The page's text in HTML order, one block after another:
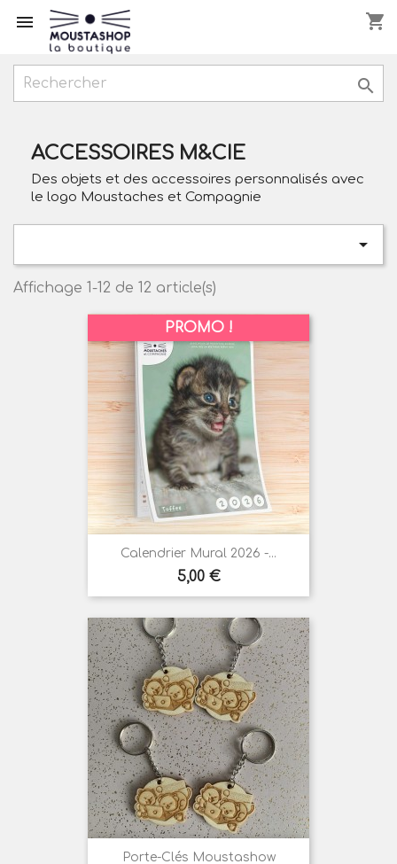
 shopping_cart

ACCESSOIRES M&CIE
Des objets et des accessoires personnalisés avec
le logo Moustaches et Compagnie

Affichage 1-12 de 12 article(s)
Calendrier Mural 2026 -...
Prix
5,00 €
PROMO !
Porte-Clés Moustashow